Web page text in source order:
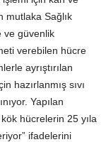
mutlaka Sağlık
ve güvenlik
verebilen hücre
ayrıştırılan
hazırlanmış sıvı
Yapılan
hücrelerin 25 yıla
ifadelerini